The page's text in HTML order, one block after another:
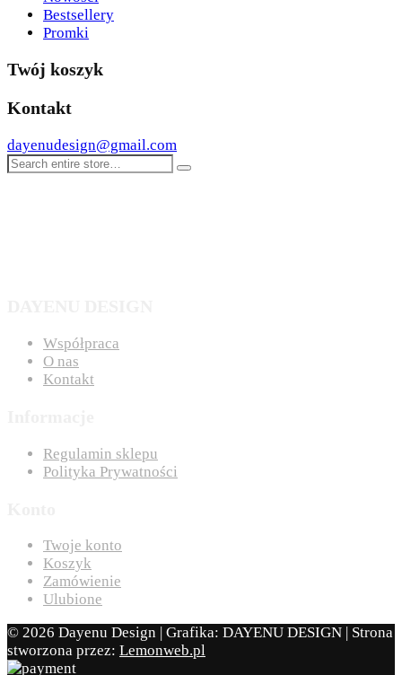
Bestsellery
Promki
Twój koszyk
Kontakt
dayenudesign@gmail.com
Współpraca
O nas
Kontakt
Regulamin sklepu
Polityka Prywatności
Twoje konto
Koszyk
Zamówienie
Ulubione
© 2026 Dayenu Design | Grafika: DAYENU DESIGN | Strona
stworzona przez: Lemonweb.pl